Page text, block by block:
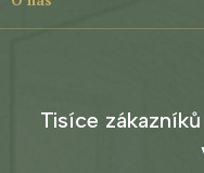
Tisíce